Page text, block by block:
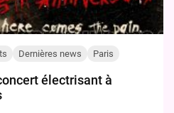
Dernières news Paris
électrisant à